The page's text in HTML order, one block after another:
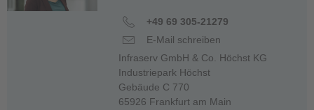
+49 69 305-21279
E-Mail schreiben
Infraserv GmbH & Co. Höchst KG
Industriepark Höchst
Gebäude C 770
65926 Frankfurt am Main